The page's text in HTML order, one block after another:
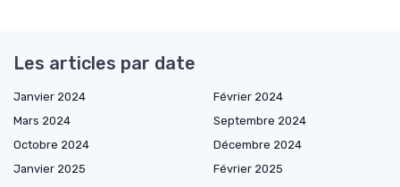
Les articles par date
Janvier 2024
Février 2024
Mars 2024
Septembre 2024
Octobre 2024
Décembre 2024
Janvier 2025
Février 2025